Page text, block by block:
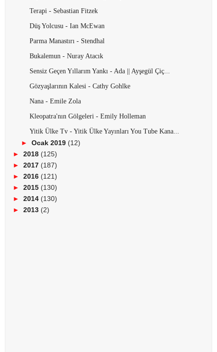
Terapi - Sebastian Fitzek
Düş Yolcusu - Ian McEwan
Parma Manastırı - Stendhal
Bukalemun - Nuray Atacık
Sensiz Geçen Yıllarım Yankı - Ada || Ayşegül Çiç...
Gözyaşlarının Kalesi - Cathy Gohlke
Nana - Emile Zola
Kleopatra'nın Gölgeleri - Emily Holleman
Yitik Ülke Tv - Yitik Ülke Yayınları You Tube Kana...
► Ocak 2019 (12)
► 2018 (125)
► 2017 (187)
► 2016 (121)
► 2015 (130)
► 2014 (130)
► 2013 (2)